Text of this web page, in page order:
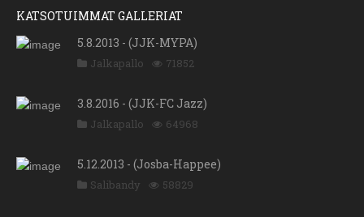
KATSOTUIMMAT GALLERIAT
5.8.2013 - (JJK-MYPA)
Jalkapallo 71852
3.8.2016 - (JJK-FC Jazz)
Jalkapallo 64968
5.12.2013 - (Josba-Happee)
Salibandy 58829